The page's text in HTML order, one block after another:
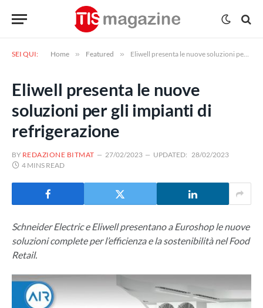
SEI QUI: Home » Featured » Eliwell presenta le nuove soluzioni per gli impianti di refrigerazione
Eliwell presenta le nuove
soluzioni per gli impianti di
refrigerazione
BY REDAZIONE BITMAT 27/02/2023 UPDATED: 28/02/2023
4 MINS READ
Schneider Electric e Eliwell presentano a Euroshop le nuove
soluzioni complete per l’efficienza e la sostenibilità nel Food
Retail.